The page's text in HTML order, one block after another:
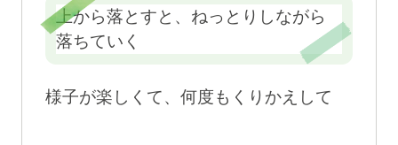
上から落とすと、ねっとりしながら
落ちていく
様子が楽しくて、何度もくりかえして